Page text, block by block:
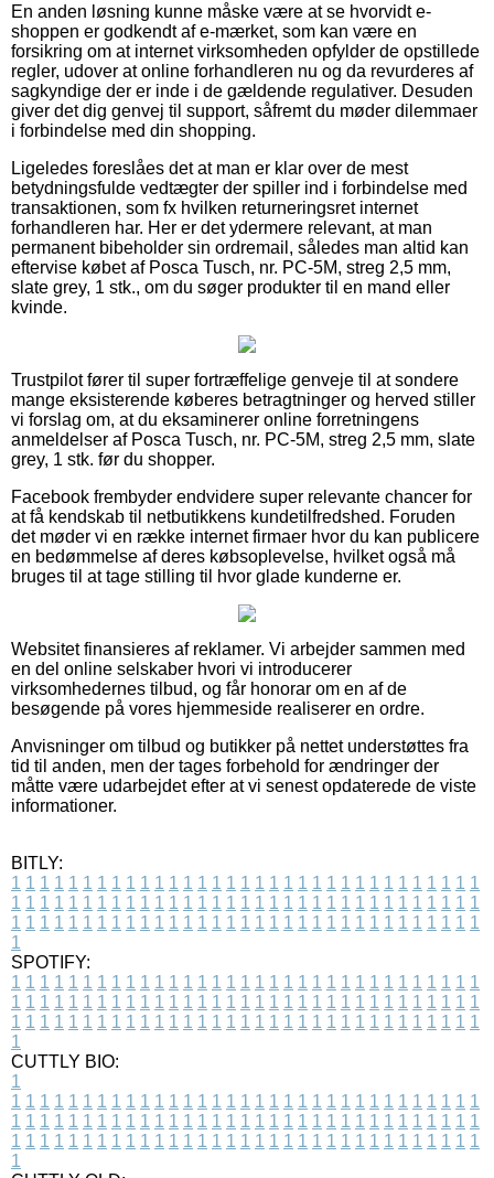
En anden løsning kunne måske være at se hvorvidt e-
shoppen er godkendt af e-mærket, som kan være en
forsikring om at internet virksomheden opfylder de opstillede
regler, udover at online forhandleren nu og da revurderes af
sagkyndige der er inde i de gældende regulativer. Desuden
giver det dig genvej til support, såfremt du møder dilemmaer
i forbindelse med din shopping.
Ligeledes foreslåes det at man er klar over de mest
betydningsfulde vedtægter der spiller ind i forbindelse med
transaktionen, som fx hvilken returneringsret internet
forhandleren har. Her er det ydermere relevant, at man
permanent bibeholder sin ordremail, således man altid kan
eftervise købet af Posca Tusch, nr. PC-5M, streg 2,5 mm,
slate grey, 1 stk., om du søger produkter til en mand eller
kvinde.
Trustpilot fører til super fortræffelige genveje til at sondere
mange eksisterende køberes betragtninger og herved stiller
vi forslag om, at du eksaminerer online forretningens
anmeldelser af Posca Tusch, nr. PC-5M, streg 2,5 mm, slate
grey, 1 stk. før du shopper.
Facebook frembyder endvidere super relevante chancer for
at få kendskab til netbutikkens kundetilfredshed. Foruden
det møder vi en række internet firmaer hvor du kan publicere
en bedømmelse af deres købsoplevelse, hvilket også må
bruges til at tage stilling til hvor glade kunderne er.
Websitet finansieres af reklamer. Vi arbejder sammen med
en del online selskaber hvori vi introducerer
virksomhedernes tilbud, og får honorar om en af de
besøgende på vores hjemmeside realiserer en ordre.
Anvisninger om tilbud og butikker på nettet understøttes fra
tid til anden, men der tages forbehold for ændringer der
måtte være udarbejdet efter at vi senest opdaterede de viste
informationer.
BITLY:
1 1 1 1 1 1 1 1 1 1 1 1 1 1 1 1 1 1 1 1 1 1 1 1 1 1 1 1 1 1 1 1 1
1 1 1 1 1 1 1 1 1 1 1 1 1 1 1 1 1 1 1 1 1 1 1 1 1 1 1 1 1 1 1 1 1
1 1 1 1 1 1 1 1 1 1 1 1 1 1 1 1 1 1 1 1 1 1 1 1 1 1 1 1 1 1 1 1 1
1
SPOTIFY:
1 1 1 1 1 1 1 1 1 1 1 1 1 1 1 1 1 1 1 1 1 1 1 1 1 1 1 1 1 1 1 1 1
1 1 1 1 1 1 1 1 1 1 1 1 1 1 1 1 1 1 1 1 1 1 1 1 1 1 1 1 1 1 1 1 1
1 1 1 1 1 1 1 1 1 1 1 1 1 1 1 1 1 1 1 1 1 1 1 1 1 1 1 1 1 1 1 1 1
1
CUTTLY BIO:
1
1 1 1 1 1 1 1 1 1 1 1 1 1 1 1 1 1 1 1 1 1 1 1 1 1 1 1 1 1 1 1 1 1
1 1 1 1 1 1 1 1 1 1 1 1 1 1 1 1 1 1 1 1 1 1 1 1 1 1 1 1 1 1 1 1 1
1 1 1 1 1 1 1 1 1 1 1 1 1 1 1 1 1 1 1 1 1 1 1 1 1 1 1 1 1 1 1 1 1
1